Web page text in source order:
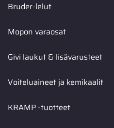
Bruder-lelut
Mopon varaosat
Givi laukut & lisävarusteet
Voiteluaineet ja kemikaalit
KRAMP -tuotteet